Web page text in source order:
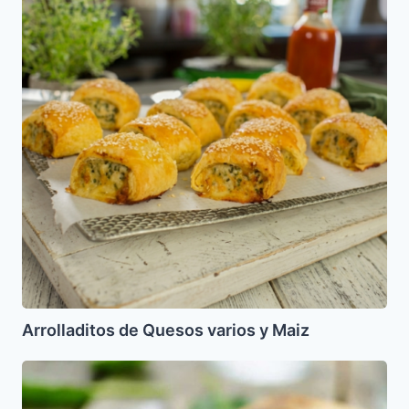
varios
y
Maiz
Arrolladitos de Quesos varios y Maiz
o